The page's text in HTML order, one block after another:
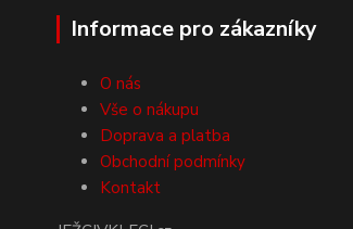
Informace pro zákazníky
O nás
Vše o nákupu
Doprava a platba
Obchodní podmínky
Kontakt